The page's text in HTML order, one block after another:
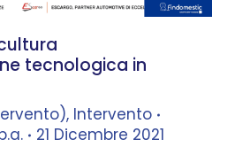
tecnologica in
, Intervento
21 Dicembre 2021